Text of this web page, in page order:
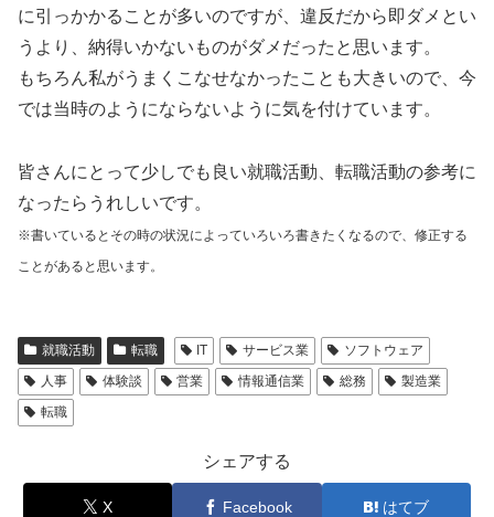
に引っかかることが多いのですが、違反だから即ダメとい
うより、納得いかないものがダメだったと思います。
もちろん私がうまくこなせなかったことも大きいので、今
では当時のようにならないように気を付けています。
皆さんにとって少しでも良い就職活動、転職活動の参考に
なったらうれしいです。
※書いているとその時の状況によっていろいろ書きたくなるので、修正する
ことがあると思います。
就職活動 転職 IT サービス業
ソフトウェア
人事
体験談 営業 情報通信業 総務
製造業
転職
シェアする
X Facebook はてブ